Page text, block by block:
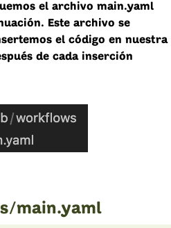
el archivo main.yaml
Este archivo se
el código en nuestra
de cada inserción
main.yaml